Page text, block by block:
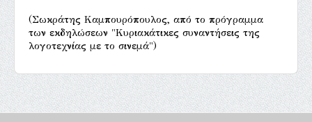
(Σωκράτης Καμπουρόπουλος, από το πρόγραμμα
των εκδηλώσεων "Κυριακάτικες συναντήσεις της
λογοτεχνίας με το σινεμά")